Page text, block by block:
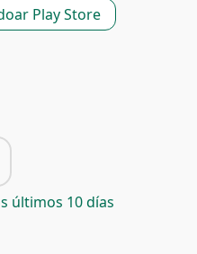
Play Store
últimos 10 días